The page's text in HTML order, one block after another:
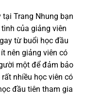
Trang Nhung bạn
của giảng viên
từ buổi học đầu
nên giảng viên có
một để đảm bảo
nhiều học viên có
đầu tiên tham gia